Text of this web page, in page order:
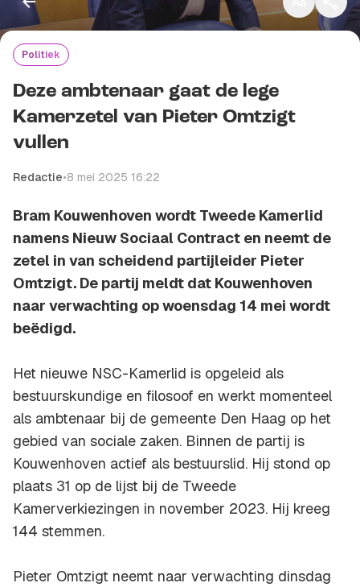
Politiek
Deze ambtenaar gaat de lege
Kamerzetel van Pieter Omtzigt
vullen
Redactie•8 mei 2025 16:22
Bram Kouwenhoven wordt Tweede Kamerlid
namens Nieuw Sociaal Contract en neemt de
zetel in van scheidend partijleider Pieter
Omtzigt. De partij meldt dat Kouwenhoven
naar verwachting op woensdag 14 mei wordt
beëdigd.
Het nieuwe NSC-Kamerlid is opgeleid als
bestuurskundige en filosoof en werkt momenteel
als ambtenaar bij de gemeente Den Haag op het
gebied van sociale zaken. Binnen de partij is
Kouwenhoven actief als bestuurslid. Hij stond op
plaats 31 op de lijst bij de Tweede
Kamerverkiezingen in november 2023. Hij kreeg
144 stemmen.
Pieter Omtzigt neemt naar verwachting dinsdag